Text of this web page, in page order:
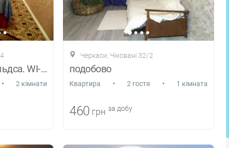
Навпроти МакДональдса. WI-FI. документи
• 2 кімнати
Черкаси, Чіковані 32/2
подобово
Квартира • 2 гостя • 1 кімната
460 грн за добу